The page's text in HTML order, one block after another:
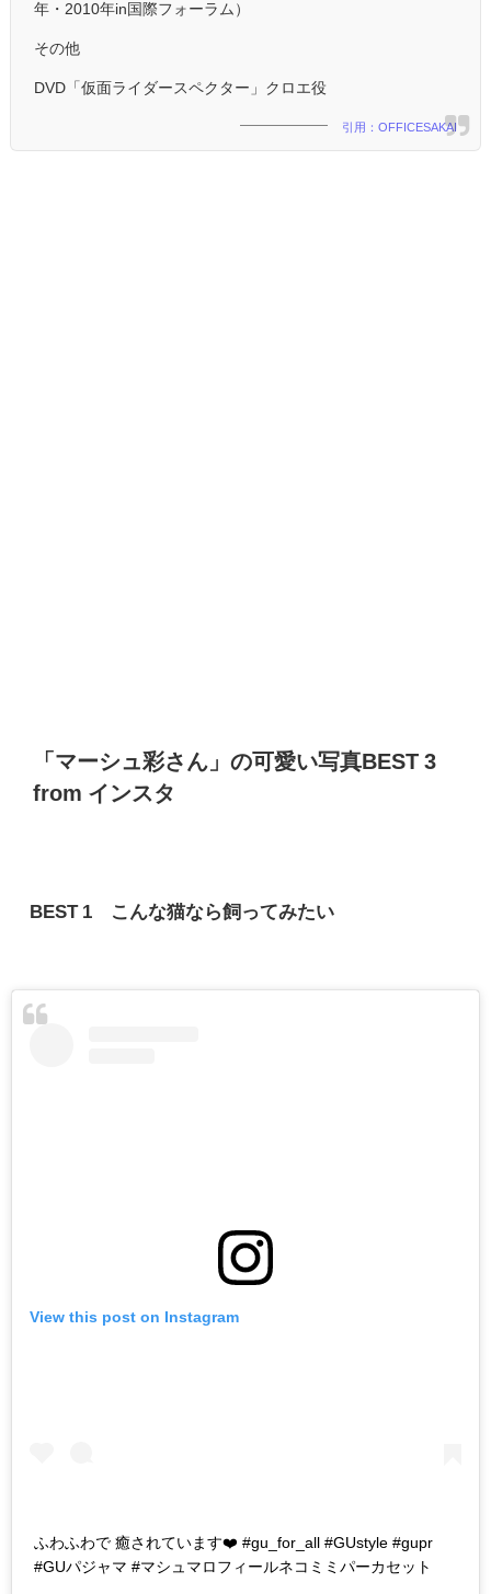
年・2010年in国際フォーラム）
その他
DVD「仮面ライダースペクター」クロエ役
引用：OFFICESAKAI
「マーシュ彩さん」の可愛い写真BEST 3
from インスタ
BEST 1 こんな猫なら飼ってみたい
View this post on Instagram
ふわふわで 癒されています❤️ #gu_for_all #GUstyle #gupr
#GUパジャマ #マシュマロフィールネコミミパーカセット